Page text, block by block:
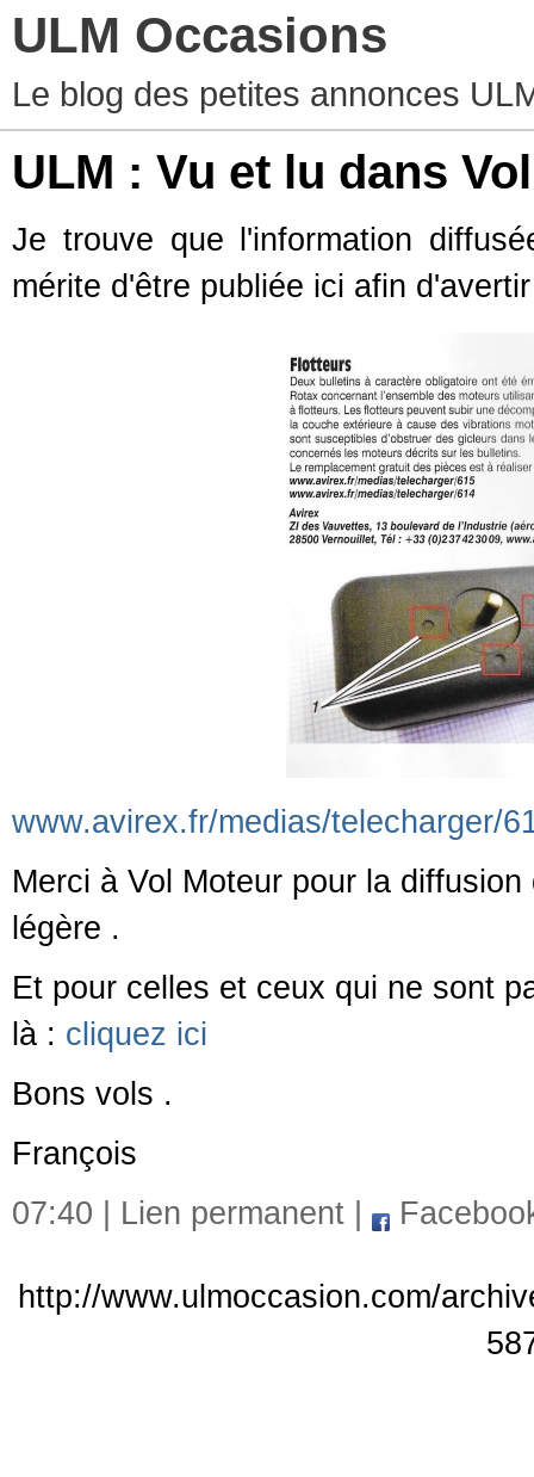
ULM Occasions
Le blog des petites annonces
ULM : Vu et lu dans
Je trouve que l'information
mérite d'être publiée ici afin
www.avirex.fr/medias/telecharger/
Merci à Vol Moteur pour la
légère .
Et pour celles et ceux qui ne sont
là : cliquez ici
Bons vols .
François
07:40 | Lien permanent
http://www.ulmoccasion.com/